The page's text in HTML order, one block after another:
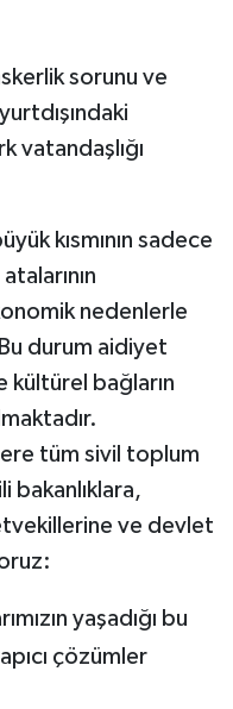
sorunu ve
vatandaşlığı
kısmının sadece
nedenlerle
durum aidiyet
kültürel bağların
tüm sivil toplum
bakanlıklara,
ve devlet
yaşadığı bu
çözümler